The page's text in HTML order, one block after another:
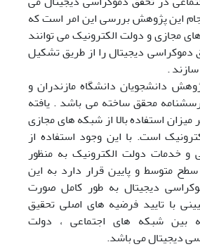
این پژوهش بررسی این امر است که
مجازی و دولت الکترونیک می توانند
دموکراسی دیجیتال را از طریق تشکیل
.
دانشجویان دانشگاه مازندران و
محقق ساخته می باشد . یافته
استفاده بالا از شبکه های مجازی
است. با این وجود استفاده از
و خدمات دولت الکترونیک به منظور
متوسط و پایین قرار دارد به این
دیجیتال به طور کامل صورت
با تایید فرضیه های اصلی تحقیق
بین شبکه های اجتماعی ، دولت
دیجیتال می باشد.